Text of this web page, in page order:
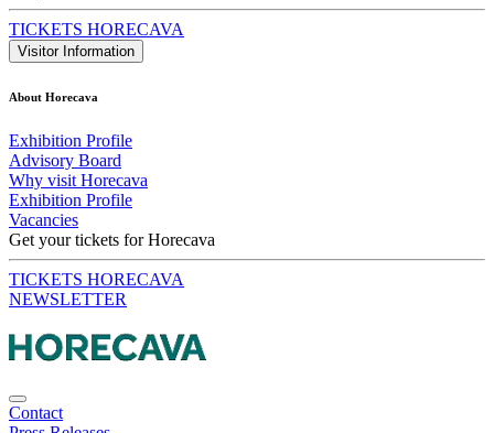
TICKETS HORECAVA
Visitor Information
About Horecava
Exhibition Profile
Advisory Board
Why visit Horecava
Exhibition Profile
Vacancies
Get your tickets for Horecava
TICKETS HORECAVA
NEWSLETTER
Contact